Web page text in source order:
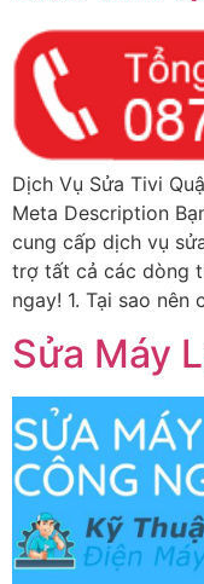
Dịch Vụ Sửa Tivi
Meta Description
cung cấp dịch vụ
trợ tất cả các dòng
ngay! 1. Tại sao nên
Sửa Máy